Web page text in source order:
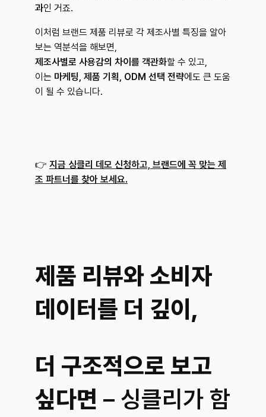
과인 거죠.
이처럼 브랜드 제품 리뷰로 각 제조사별 특징을 알아
보는 역분석을 해보면,
제조사별로 사용감의 차이를 객관화할 수 있고,
이는 마케팅, 제품 기획, ODM 선택 전략에도 큰 도움
이 될 수 있습니다.
👉 지금 싱클리 데모 신청하고, 브랜드에 꼭 맞는 제
조 파트너를 찾아 보세요.
제품 리뷰와 소비자
데이터를 더 깊이,
더 구조적으로 보고
싶다면 – 싱클리가 함